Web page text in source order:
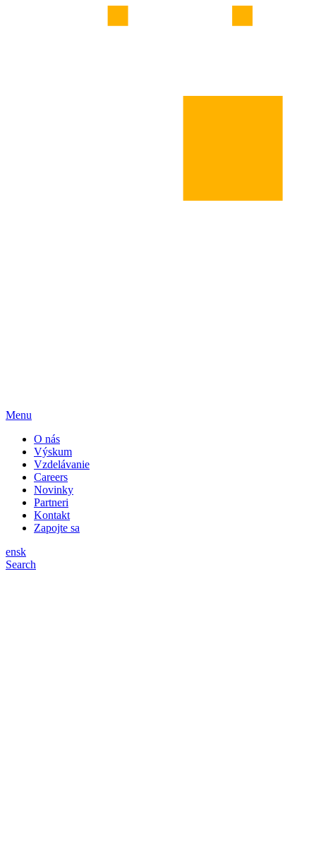
Menu
O nás
Výskum
Vzdelávanie
Careers
Novinky
Partneri
Kontakt
Zapojte sa
ensk
Search